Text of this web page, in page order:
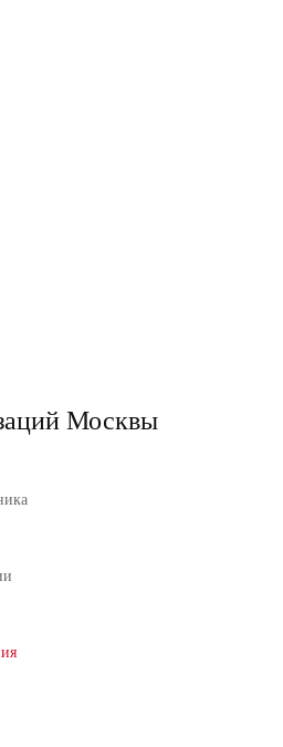
Москвы